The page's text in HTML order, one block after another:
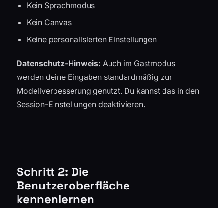
Kein Sprachmodus
Kein Canvas
Keine personalisierten Einstellungen
Datenschutz-Hinweis: Auch im Gastmodus
werden deine Eingaben standardmäßig zur
Modellverbesserung genutzt. Du kannst das in den
Session-Einstellungen deaktivieren.
Schritt 2: Die
Benutzeroberfläche
kennenlernen